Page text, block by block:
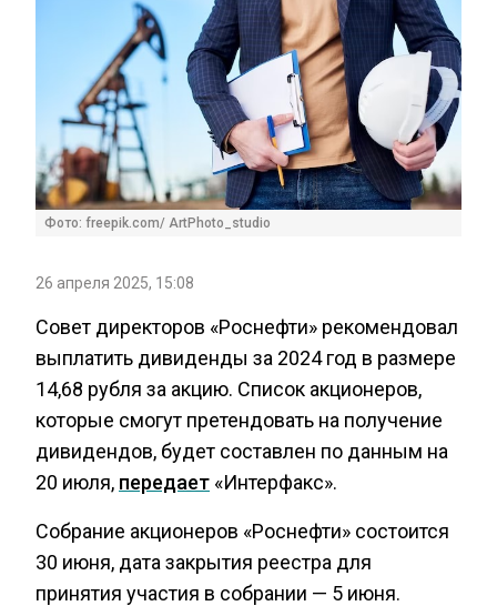
Фото: freepik.com/ ArtPhoto_studio
26 апреля 2025, 15:08
Совет директоров «Роснефти» рекомендовал
выплатить дивиденды за 2024 год в размере
14,68 рубля за акцию. Список акционеров,
которые смогут претендовать на получение
дивидендов, будет составлен по данным на
20 июля, передает «Интерфакс».
Собрание акционеров «Роснефти» состоится
30 июня, дата закрытия реестра для
принятия участия в собрании — 5 июня.